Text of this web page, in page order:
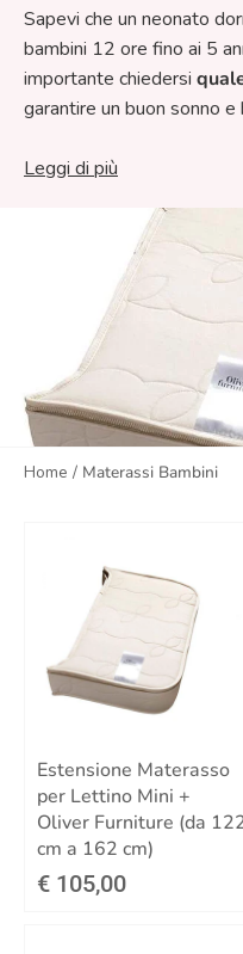
Sapevi che un neonato
bambini 12 ore fino ai 5
importante chiedersi
garantire un buon sonno
Leggi di più
Home / Materassi Bambini
Estensione Materasso
per Lettino Mini +
Oliver Furniture (da
cm a 162 cm)
€ 105,00